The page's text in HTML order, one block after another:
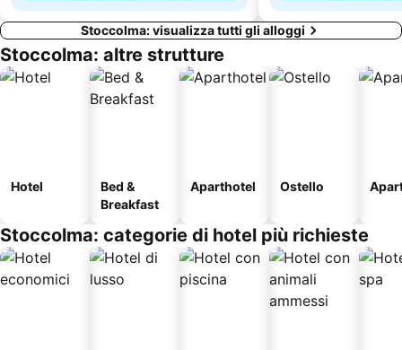
Stoccolma: visualizza tutti gli alloggi
Stoccolma: altre strutture
Hotel
Bed &
Breakfast
Aparthotel Ostello
Stoccolma: categorie di hotel più richieste